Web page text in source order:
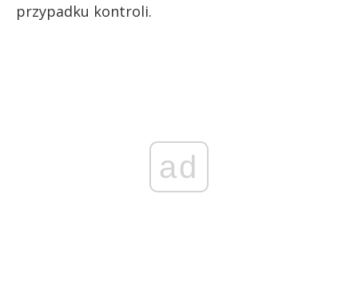
przypadku kontroli.
ad